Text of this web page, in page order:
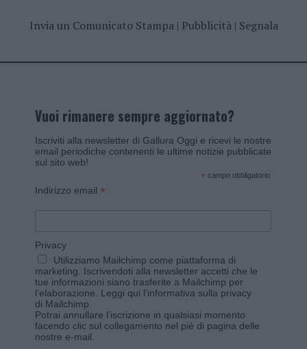
Invia un Comunicato Stampa| Pubblicità| Segnala
Vuoi rimanere sempre aggiornato?
Iscriviti alla newsletter di Gallura Oggi e ricevi le nostre
email periodiche contenenti le ultime notizie pubblicate
sul sito web!
* campo obbligatorio
Indirizzo email *
Privacy
Utilizziamo Mailchimp come piattaforma di
marketing. Iscrivendoti alla newsletter accetti che le
tue informazioni siano trasferite a Mailchimp per
l'elaborazione. Leggi qui l'informativa sulla privacy
di Mailchimp
Potrai annullare l'iscrizione in qualsiasi momento
facendo clic sul collegamento nel piè di pagina delle
nostre e-mail.